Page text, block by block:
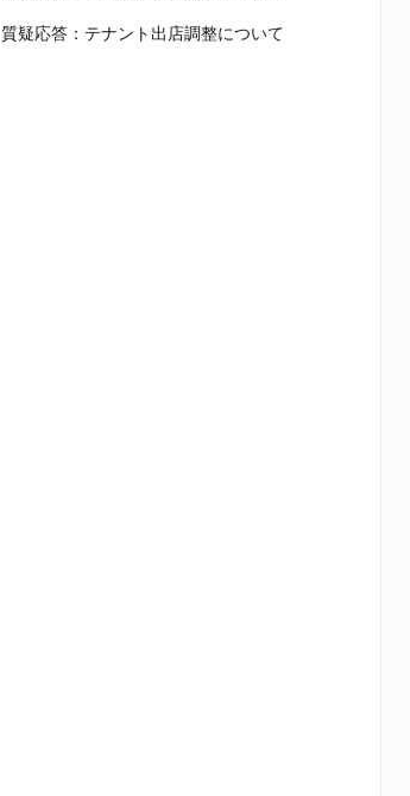
質疑応答：テナント出店調整について